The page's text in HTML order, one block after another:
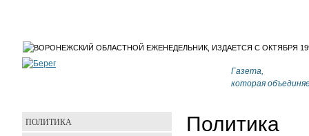
Газета,
которая
Политика
ПОЛИТИКА